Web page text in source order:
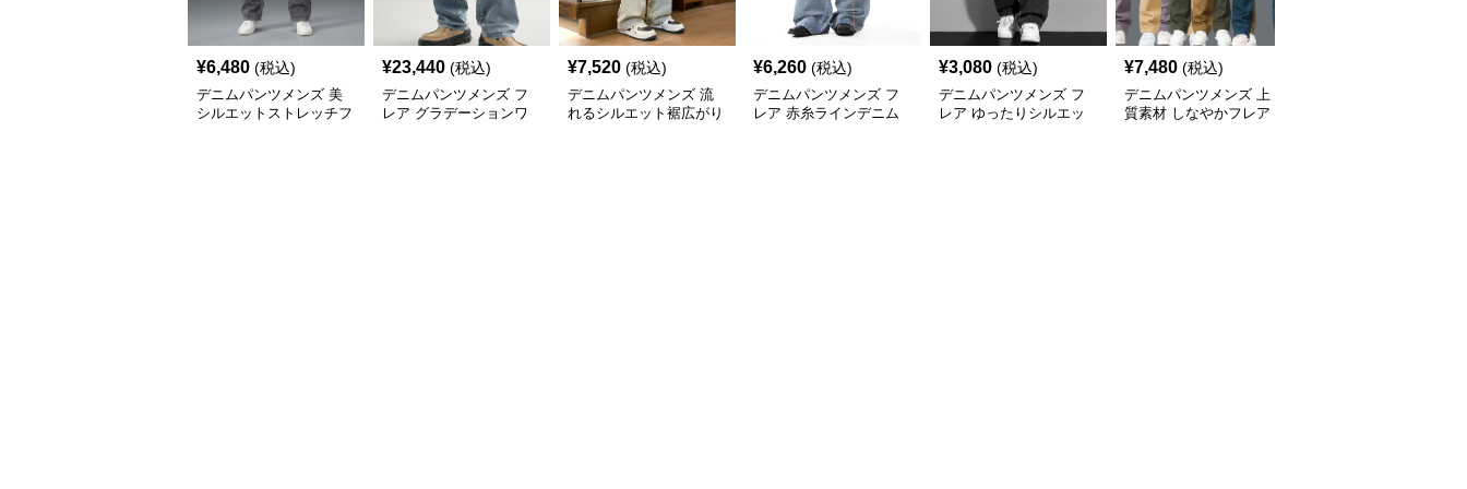
¥6,480 (税込)
デニムパンツメンズ 美
シルエットストレッチフ
¥23,440 (税込)
デニムパンツメンズ フ
レア グラデーションワ
¥7,520 (税込)
デニムパンツメンズ 流
れるシルエット裾広がり
¥6,260 (税込)
デニムパンツメンズ フ
レア 赤糸ラインデニム
¥3,080 (税込)
デニムパンツメンズ フ
レア ゆったりシルエッ
¥7,480 (税込)
デニムパンツメンズ 上
質素材 しなやかフレア